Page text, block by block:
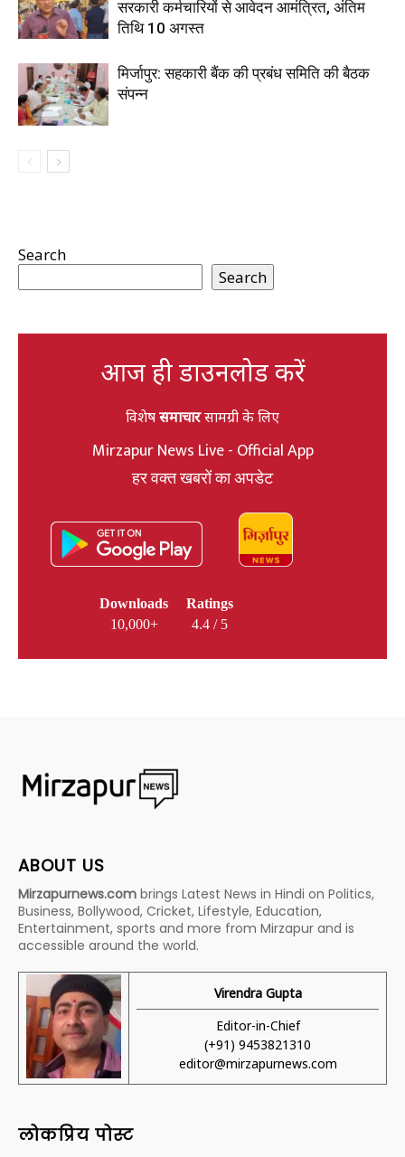
सरकारी कर्मचारियों से आवेदन आमंत्रित, अंतिम
तिथि 10 अगस्त
मिर्जापुर: सहकारी बैंक की प्रबंध समिति की बैठक
संपन्न
Search
Search
आज ही डाउनलोड करें
विशेषसमाचारसामग्री के लिए
Mirzapur News Live - Official App
हर वक्त खबरों का अपडेट
Downloads
10,000+
Ratings
4.4 / 5
ABOUT US
Mirzapurnews.com brings Latest News in Hindi on Politics,
Business, Bollywood, Cricket, Lifestyle, Education,
Entertainment, sports and more from Mirzapur and is
accessible around the world.
Virendra Gupta
Editor-in-Chief
(+91) 9453821310
editor@mirzapurnews.com
लोकप्रिय पोस्ट